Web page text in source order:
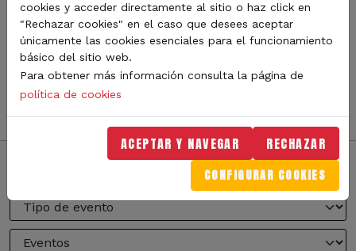
Sigue de cerca todas las novedades de MotorLand
Aragón. Aquí encontrarás noticias sobre eventos,
competiciones, pilotos, novedades del circuito y
mucho más. Filtra por categoría o tipo de contenido y
no te pierdas nada del mundo del motor.
cookies y acceder directamente al sitio o haz click en
"Rechazar cookies" en el caso que desees aceptar
únicamente las cookies esenciales para el funcionamiento
básico del sitio web.
Para obtener más información consulta la página de
política de cookies
ACEPTAR Y NAVEGAR RECHAZAR
CONFIGURAR COOKIES